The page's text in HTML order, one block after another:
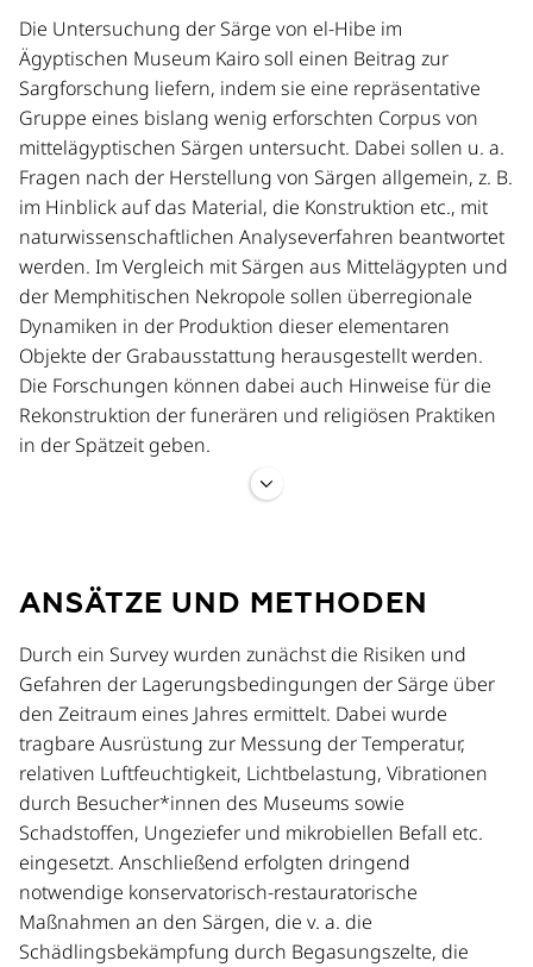
Die Untersuchung der Särge von el-Hibe im
Ägyptischen Museum Kairo soll einen Beitrag zur
Sargforschung liefern, indem sie eine repräsentative
Gruppe eines bislang wenig erforschten Corpus von
mittelägyptischen Särgen untersucht. Dabei sollen u. a.
Fragen nach der Herstellung von Särgen allgemein, z. B.
im Hinblick auf das Material, die Konstruktion etc., mit
naturwissenschaftlichen Analyseverfahren beantwortet
werden. Im Vergleich mit Särgen aus Mittelägypten und
der Memphitischen Nekropole sollen überregionale
Dynamiken in der Produktion dieser elementaren
Objekte der Grabausstattung herausgestellt werden.
Die Forschungen können dabei auch Hinweise für die
Rekonstruktion der funerären und religiösen Praktiken
in der Spätzeit geben.
„Kommunikation im sakralen Raum“, indem der Sarg als
wichtiges Medium für funeräre Texte und Bilder, die die
Wiedergeburt und den Schutz des Verstorbenen
gewährleisten sollten, analysiert wird. Der Sarg ist somit
selbst ein transformativer sakraler Raum. Belege für
rituelle Handlungen am Sarg (z. B. Harzrückstände)
können auf funeräre Rituale hindeuten und belegen
somit die Kommunikationsprozesse der (lebenden)
Gesellschaft innerhalb des sakralen Raums des
Grabes/der Nekropole.
Übergeordnete Forschungsziele
ANSÄTZE UND METHODEN
Durch ein Survey wurden zunächst die Risiken und
Gefahren der Lagerungsbedingungen der Särge über
den Zeitraum eines Jahres ermittelt. Dabei wurde
tragbare Ausrüstung zur Messung der Temperatur,
relativen Luftfeuchtigkeit, Lichtbelastung, Vibrationen
durch Besucher*innen des Museums sowie
Schadstoffen, Ungeziefer und mikrobiellen Befall etc.
eingesetzt. Anschließend erfolgten dringend
notwendige konservatorisch-restauratorische
Maßnahmen an den Särgen, die v. a. die
Schädlingsbekämpfung durch Begasungszelte, die